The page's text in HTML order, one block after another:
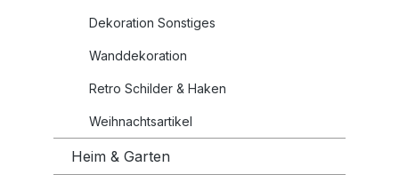
Dekoration Sonstiges
Wanddekoration
Retro Schilder & Haken
Weihnachtsartikel
Heim & Garten